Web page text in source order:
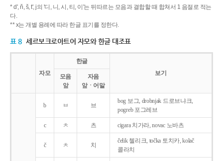
* d', ň, š, t', j의 '디, 니, 시, 티, 이'는 뒤따르는 모음과 결합할 때 합쳐서 1 음절로 적는
다.
** x는 개별 용례에 따라 한글 표기를 정한다.
표 8 세르보크로아트어 자모와 한글 대조표
자모
한글
보기
모음
앞
자음
앞ㆍ어말
b ㅂ 브
bog 보그, drobnjak 드로브냐크,
pogreb 포그레브
c ㅊ 츠 cigara 치가라, novac 노바츠
č ㅊ 치
čelik 첼리크, točka 토치카, kolač
콜라치